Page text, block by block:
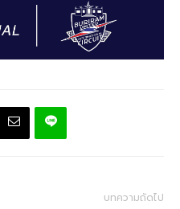
บทความถัดไป